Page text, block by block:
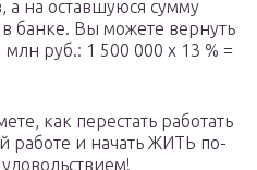
а на оставшуюся сумму
банке. Вы можете вернуть
млн руб.: 1 500 000 x 13 % =
как перестать работать
работе и начать ЖИТЬ по-